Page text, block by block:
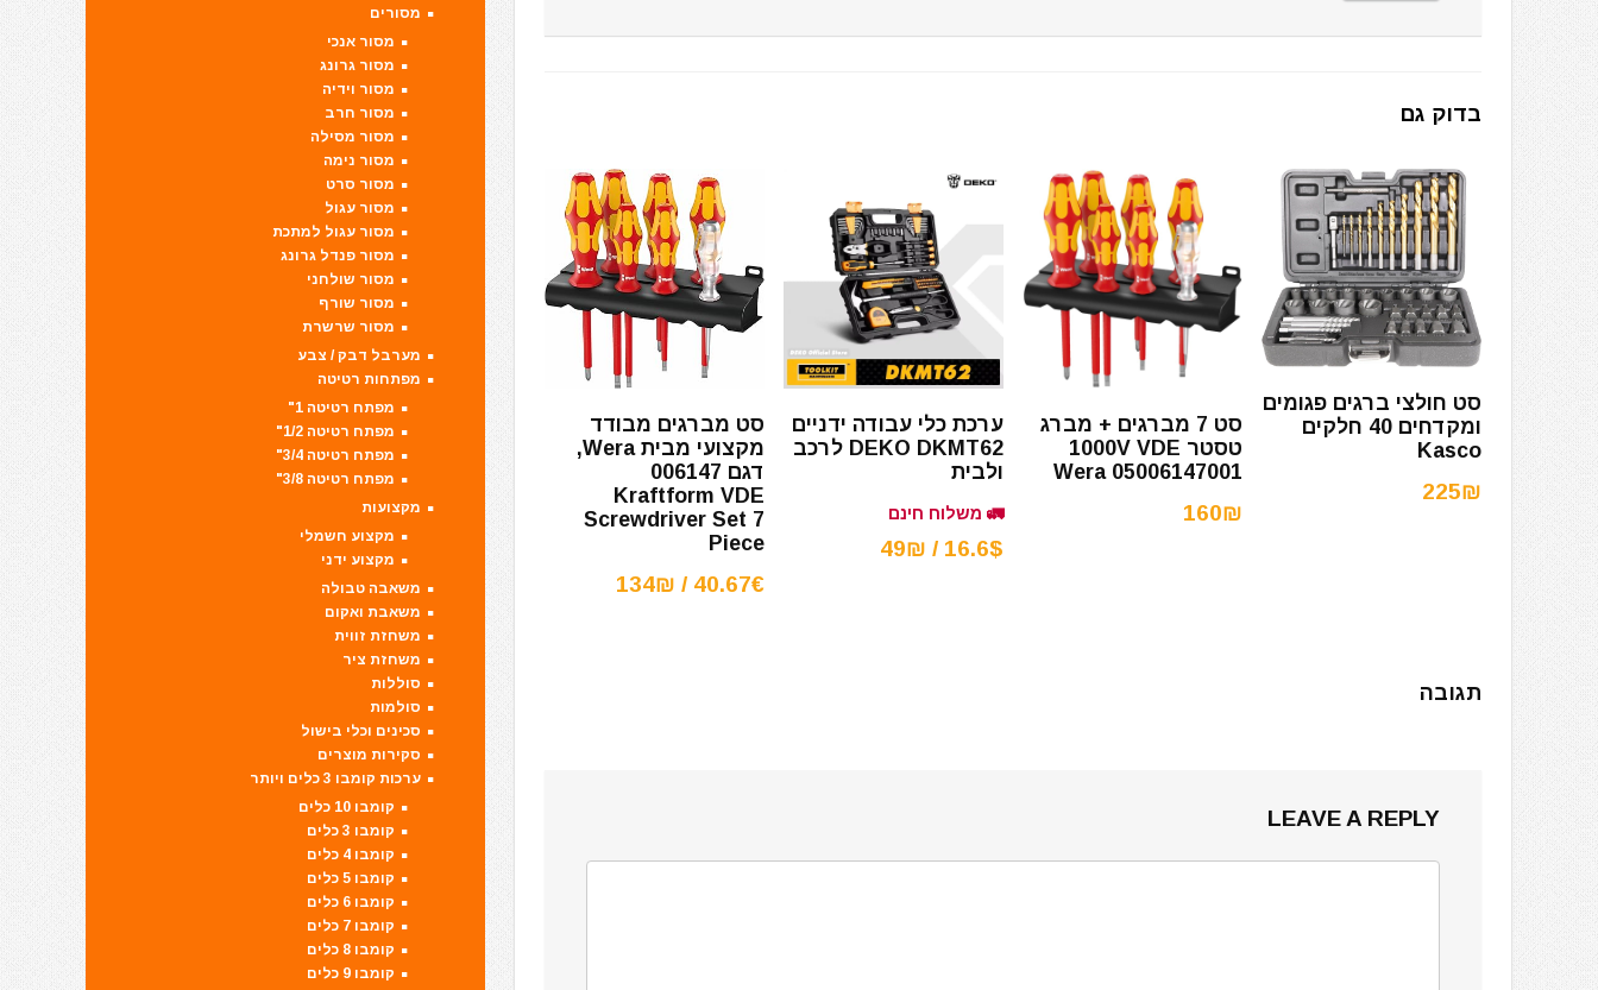
בדוק גם
סט חולצי ברגים פגומים
ומקדחים 40 חלקים
Kasco
225₪
סט 7 מברגים + מברג
טסטר 1000V VDE
Wera 05006147001
160₪
ערכת כלי עבודה ידניים
DEKO DKMT62 לרכב
ולבית
🚛 משלוח חינם
16.6$ / 49₪
סט מברגים מבודד
מקצועי מבית Wera,
דגם 006147
Kraftform VDE
Screwdriver Set 7
Piece
40.67€ / 134₪
תגובה
LEAVE A REPLY
מסורים
מסור אנכי
מסור גרונג
מסור וידיה
מסור חרב
מסור מסילה
מסור נימה
מסור סרט
מסור עגול
מסור עגול למתכת
מסור פנדל גרונג
מסור שולחני
מסור שורף
מסור שרשרת
מערבל דבק / צבע
מפתחות רטיטה
מפתח רטיטה 1"
מפתח רטיטה 1/2"
מפתח רטיטה 3/4"
מפתח רטיטה 3/8"
מקצועות
מקצוע חשמלי
מקצוע ידני
משאבה טבולה
משאבת ואקום
משחזת זווית
משחזת ציר
סוללות
סולמות
סכינים וכלי בישול
סקירות מוצרים
ערכות קומבו 3 כלים ויותר
קומבו 10 כלים
קומבו 3 כלים
קומבו 4 כלים
קומבו 5 כלים
קומבו 6 כלים
קומבו 7 כלים
קומבו 8 כלים
קומבו 9 כלים